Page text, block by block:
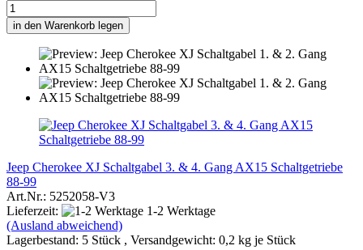
in den Warenkorb legen
Jeep Cherokee XJ Schaltgabel 3. & 4. Gang AX15 Schaltgetriebe
88-99
Art.Nr.: 5252058-V3
Lieferzeit:
1-2 Werktage
(Ausland abweichend)
Lagerbestand: 5 Stück , Versandgewicht: 0,2 kg je Stück